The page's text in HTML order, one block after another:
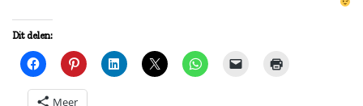
Dit delen:
Meer